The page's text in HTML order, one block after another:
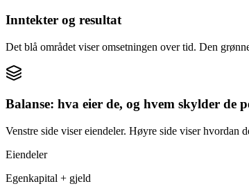
Inntekter og resultat
Det blå området viser omsetningen over tid. Den
Balanse: hva eier de, og hvem skylder de
Venstre side viser eiendeler. Høyre side viser hvordan
Eiendeler
Egenkapital + gjeld